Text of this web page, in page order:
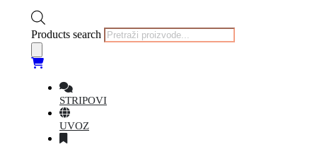
Products search
STRIPOVI
UVOZ